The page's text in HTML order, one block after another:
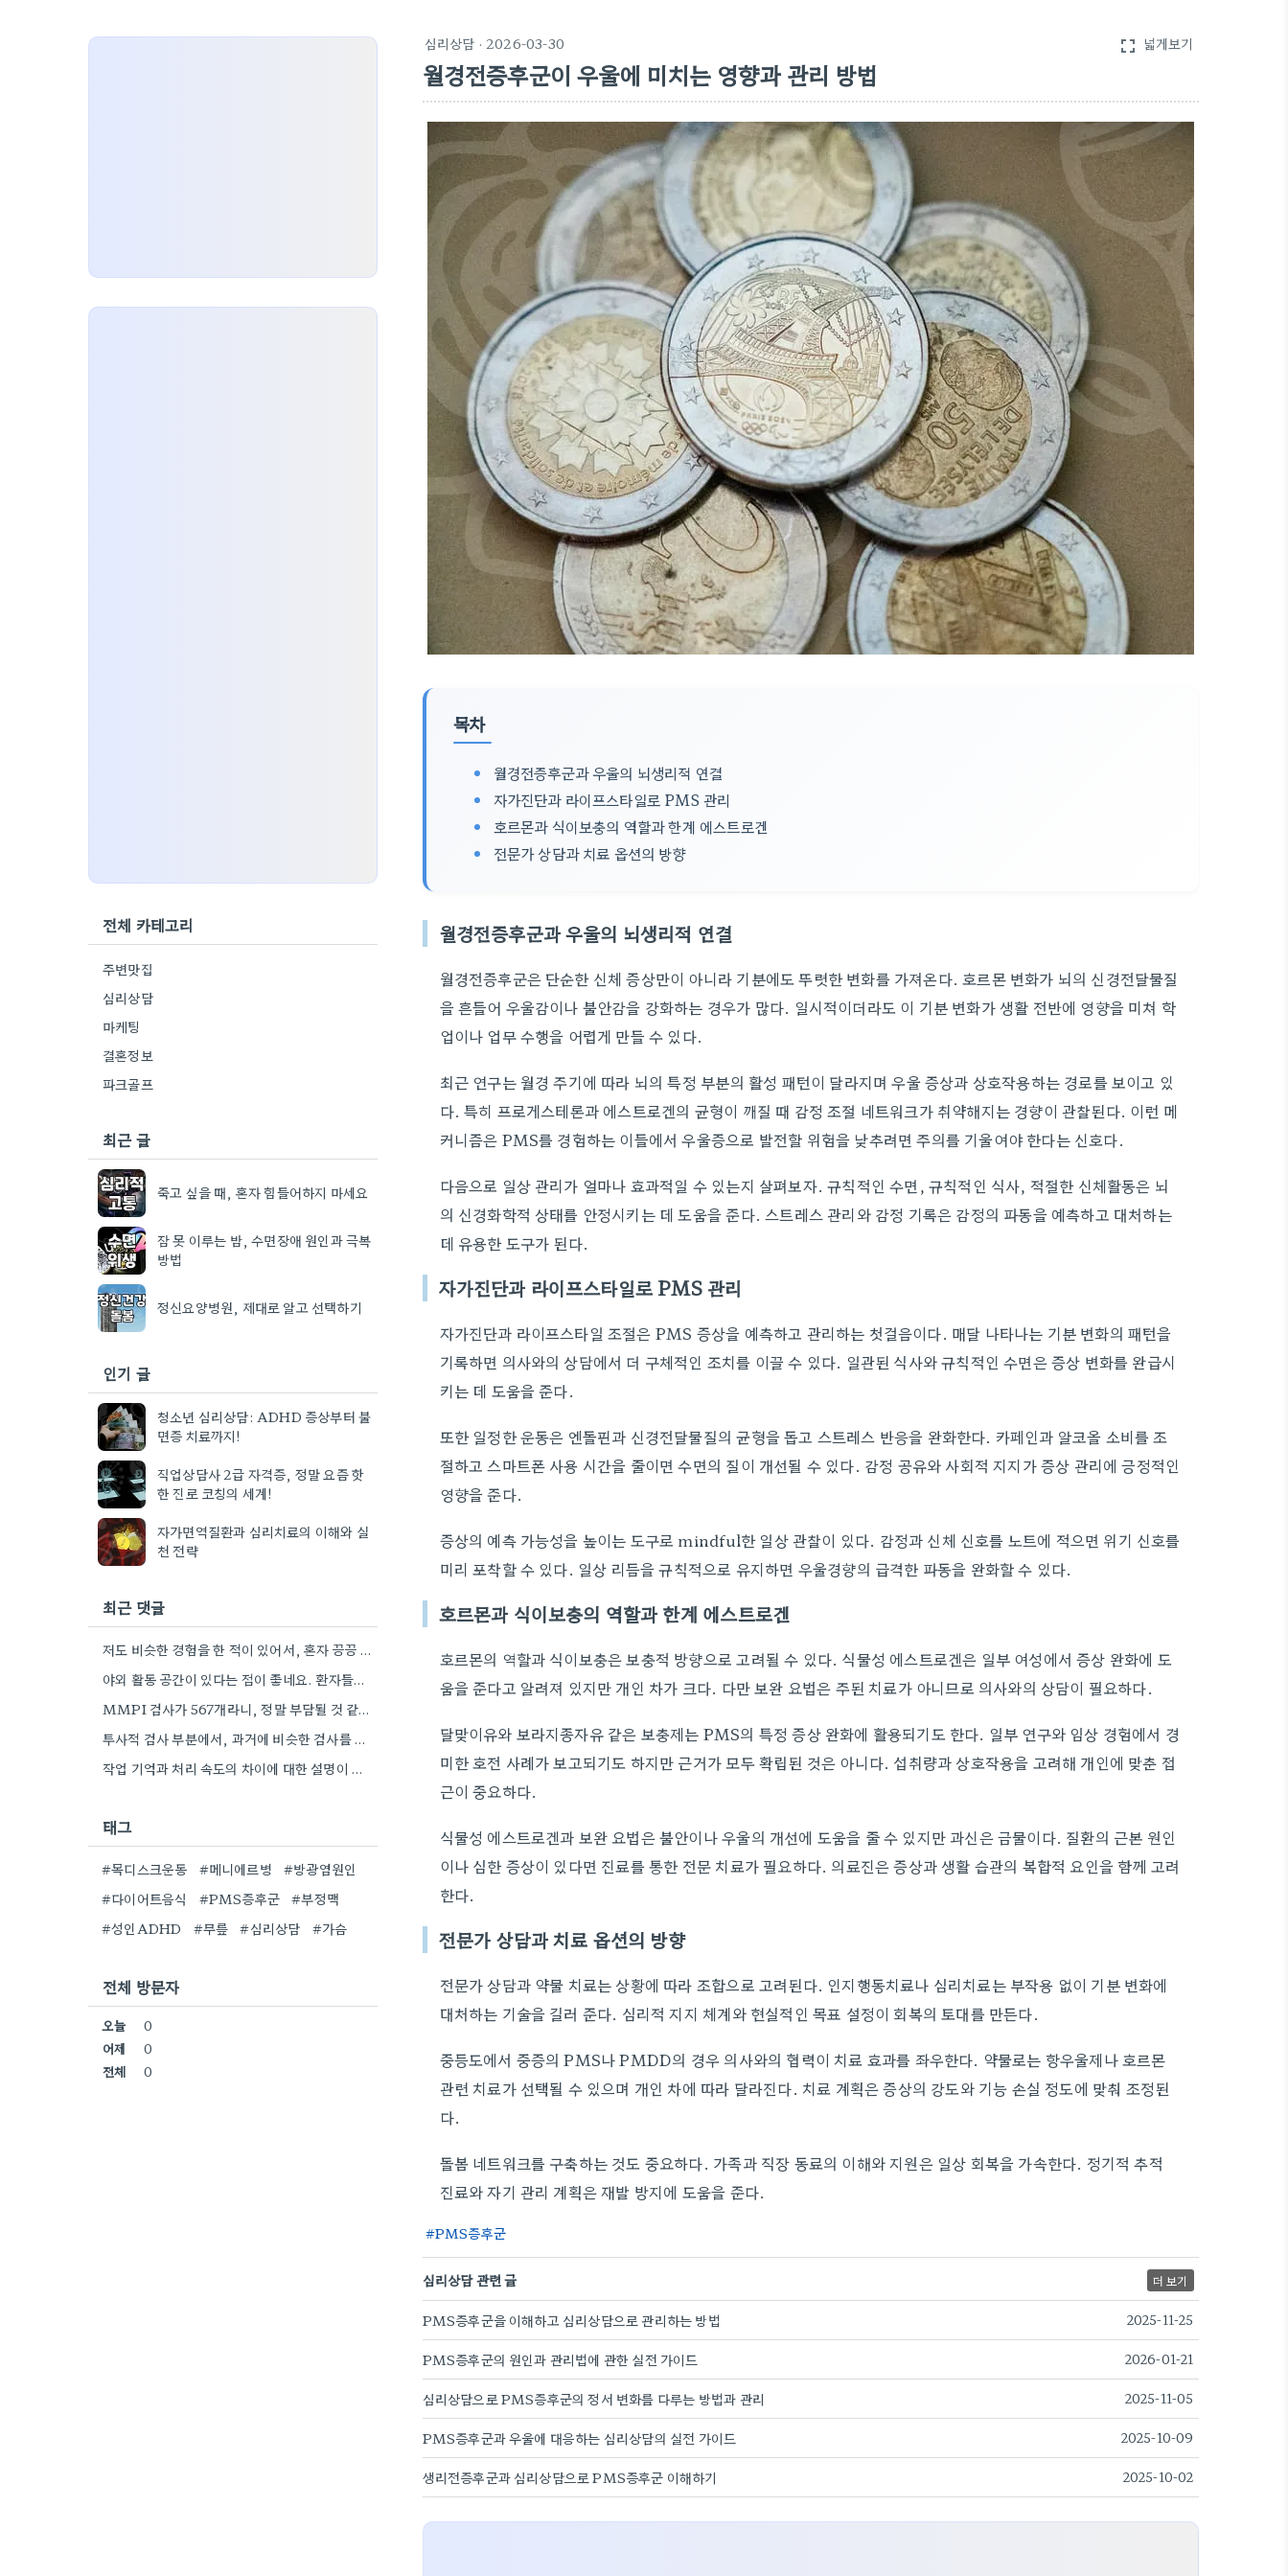
심리상담 · 2026-03-30 fullscreen 넓게보기
월경전증후군이 우울에 미치는 영향과 관리 방법
목차
월경전증후군과 우울의 뇌생리적 연결
자가진단과 라이프스타일로 PMS 관리
호르몬과 식이보충의 역할과 한계 에스트로겐
전문가 상담과 치료 옵션의 방향
월경전증후군과 우울의 뇌생리적 연결
월경전증후군은 단순한 신체 증상만이 아니라 기분에도 뚜렷한 변화를 가져온다. 호르몬 변화가 뇌의 신경전달물질
을 흔들어 우울감이나 불안감을 강화하는 경우가 많다. 일시적이더라도 이 기분 변화가 생활 전반에 영향을 미쳐 학
업이나 업무 수행을 어렵게 만들 수 있다.
최근 연구는 월경 주기에 따라 뇌의 특정 부분의 활성 패턴이 달라지며 우울 증상과 상호작용하는 경로를 보이고 있
다. 특히 프로게스테론과 에스트로겐의 균형이 깨질 때 감정 조절 네트워크가 취약해지는 경향이 관찰된다. 이런 메
커니즘은 PMS를 경험하는 이들에서 우울증으로 발전할 위험을 낮추려면 주의를 기울여야 한다는 신호다.
다음으로 일상 관리가 얼마나 효과적일 수 있는지 살펴보자. 규칙적인 수면, 규칙적인 식사, 적절한 신체활동은 뇌
의 신경화학적 상태를 안정시키는 데 도움을 준다. 스트레스 관리와 감정 기록은 감정의 파동을 예측하고 대처하는
데 유용한 도구가 된다.
자가진단과 라이프스타일로 PMS 관리
자가진단과 라이프스타일 조절은 PMS 증상을 예측하고 관리하는 첫걸음이다. 매달 나타나는 기분 변화의 패턴을
기록하면 의사와의 상담에서 더 구체적인 조치를 이끌 수 있다. 일관된 식사와 규칙적인 수면은 증상 변화를 완급시
키는 데 도움을 준다.
또한 일정한 운동은 엔돌핀과 신경전달물질의 균형을 돕고 스트레스 반응을 완화한다. 카페인과 알코올 소비를 조
절하고 스마트폰 사용 시간을 줄이면 수면의 질이 개선될 수 있다. 감정 공유와 사회적 지지가 증상 관리에 긍정적인
영향을 준다.
증상의 예측 가능성을 높이는 도구로 mindful한 일상 관찰이 있다. 감정과 신체 신호를 노트에 적으면 위기 신호를
미리 포착할 수 있다. 일상 리듬을 규칙적으로 유지하면 우울경향의 급격한 파동을 완화할 수 있다.
호르몬과 식이보충의 역할과 한계 에스트로겐
호르몬의 역할과 식이보충은 보충적 방향으로 고려될 수 있다. 식물성 에스트로겐은 일부 여성에서 증상 완화에 도
움을 준다고 알려져 있지만 개인 차가 크다. 다만 보완 요법은 주된 치료가 아니므로 의사와의 상담이 필요하다.
달맞이유와 보라지종자유 같은 보충제는 PMS의 특정 증상 완화에 활용되기도 한다. 일부 연구와 임상 경험에서 경
미한 호전 사례가 보고되기도 하지만 근거가 모두 확립된 것은 아니다. 섭취량과 상호작용을 고려해 개인에 맞춘 접
근이 중요하다.
식물성 에스트로겐과 보완 요법은 불안이나 우울의 개선에 도움을 줄 수 있지만 과신은 금물이다. 질환의 근본 원인
이나 심한 증상이 있다면 진료를 통한 전문 치료가 필요하다. 의료진은 증상과 생활 습관의 복합적 요인을 함께 고려
한다.
전문가 상담과 치료 옵션의 방향
전문가 상담과 약물 치료는 상황에 따라 조합으로 고려된다. 인지행동치료나 심리치료는 부작용 없이 기분 변화에
대처하는 기술을 길러 준다. 심리적 지지 체계와 현실적인 목표 설정이 회복의 토대를 만든다.
중등도에서 중증의 PMS나 PMDD의 경우 의사와의 협력이 치료 효과를 좌우한다. 약물로는 항우울제나 호르몬
관련 치료가 선택될 수 있으며 개인 차에 따라 달라진다. 치료 계획은 증상의 강도와 기능 손실 정도에 맞춰 조정된
다.
돌봄 네트워크를 구축하는 것도 중요하다. 가족과 직장 동료의 이해와 지원은 일상 회복을 가속한다. 정기적 추적
진료와 자기 관리 계획은 재발 방지에 도움을 준다.
PMS증후군
심리상담 관련 글 더 보기
PMS증후군을 이해하고 심리상담으로 관리하는 방법 2025-11-25
PMS증후군의 원인과 관리법에 관한 실전 가이드 2026-01-21
심리상담으로 PMS증후군의 정서 변화를 다루는 방법과 관리 2025-11-05
PMS증후군과 우울에 대응하는 심리상담의 실전 가이드 2025-10-09
생리전증후군과 심리상담으로 PMS증후군 이해하기 2025-10-02
전체 카테고리
주변맛집
심리상담
마케팅
결혼정보
파크골프
최근 글
죽고 싶을 때, 혼자 힘들어하지 마세요
잠 못 이루는 밤, 수면장애 원인과 극복
방법
정신요양병원, 제대로 알고 선택하기
인기 글
청소년 심리상담: ADHD 증상부터 불
면증 치료까지!
직업상담사 2급 자격증, 정말 요즘 핫
한 진로 코칭의 세계!
자가면역질환과 심리치료의 이해와 실
천 전략
최근 댓글
저도 비슷한 경험을 한 적이 있어서, 혼자 끙끙 앓는 것보다 전문가의 도움을 받는 게 정말…
야외 활동 공간이 있다는 점이 좋네요. 환자들이 햇볕을 쬐면서 활동할 수 있다면 분명 도움이 될…
MMPI 검사가 567개라니, 정말 부담될 것 같아요. 특히, 응답 시간도 1시간 30분이나 걸린다니 집중하기가 쉽지…
투사적 검사 부분에서, 과거에 비슷한 검사를 받았을 때 결과 해석이 너무 엉뚱해서 오히려 혼란스러웠던 기억이…
작업 기억과 처리 속도의 차이에 대한 설명이 인상적이네요. 제가 맡은 일들을 되돌아볼 때 비슷한 부분을…
태그
#목디스크운동 #메니에르병
#방광염원인
#다이어트음식
#PMS증후군
#부정맥
#성인ADHD
#무릎 #심리상담 #가슴
전체 방문자
오늘
0
어제
0
전체
0